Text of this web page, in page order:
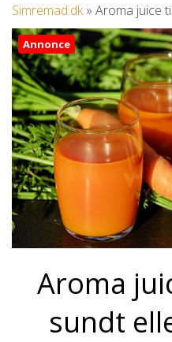
Simremad.dk» Aroma juice
Annonce
Aroma
sundt